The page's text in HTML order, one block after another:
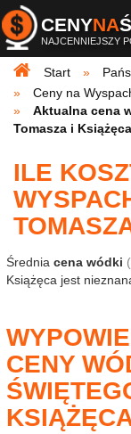
CENYNA
NAJCENNIEJSZY
Start
Ceny na
Aktualna cena
Tomasza i
ILE
Średnia cena wódki
Książęca jest
CENY